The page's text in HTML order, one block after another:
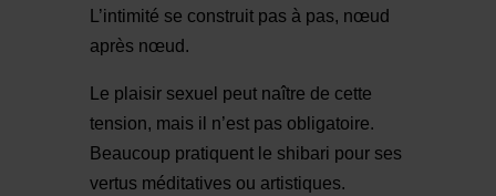
L’intimité se construit pas à pas, nœud
après nœud.
Le plaisir sexuel peut naître de cette
tension, mais il n’est pas obligatoire.
Beaucoup pratiquent le shibari pour ses
vertus méditatives ou artistiques.